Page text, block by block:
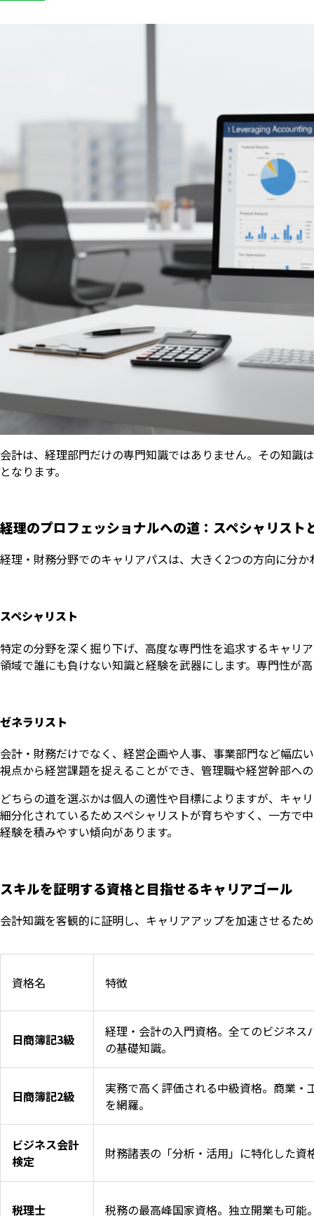
会計は、経理部門だけの専門知識ではありません。その知識
となります。
経理のプロフェッショナルへの道：スペシャリスト
経理・財務分野でのキャリアパスは、大きく2つの方向に分か
スペシャリスト
特定の分野を深く掘り下げ、高度な専門性を追求するキャリ
領域で誰にも負けない知識と経験を武器にします。専門性が
ゼネラリスト
会計・財務だけでなく、経営企画や人事、事業部門など幅広
視点から経営課題を捉えることができ、管理職や経営幹部へ
どちらの道を選ぶかは個人の適性や目標によりますが、キャ
細分化されているためスペシャリストが育ちやすく、一方で
経験を積みやすい傾向があります。
スキルを証明する資格と目指せるキャリアゴール
会計知識を客観的に証明し、キャリアアップを加速させるた
資格名 特徴
日商簿記3級
経理・会計の入門資格。全てのビジネス
の基礎知識。
日商簿記2級
実務で高く評価される中級資格。商業・
を網羅。
ビジネス会計
検定
財務諸表の「分析・活用」に特化した資
税理士 税務の最高峰国家資格。独立開業も可能